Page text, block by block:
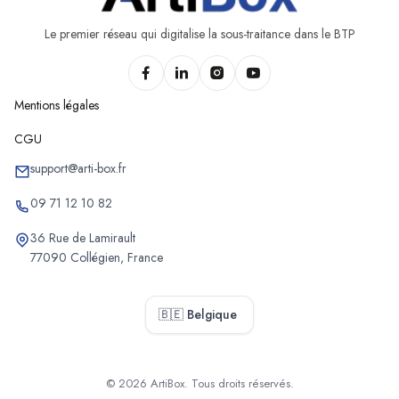
Le premier réseau qui digitalise la sous-traitance dans le BTP
Mentions légales
CGU
support@arti-box.fr
09 71 12 10 82
36 Rue de Lamirault
77090 Collégien, France
🇧🇪 Belgique
© 2026 ArtiBox. Tous droits réservés.